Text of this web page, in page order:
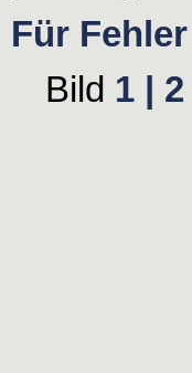
Für
Bild 1 | 2 |